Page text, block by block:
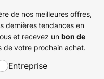
de nos meilleures offres,
dernières tendances en
et recevez un bon de
de votre prochain achat.
Entreprise